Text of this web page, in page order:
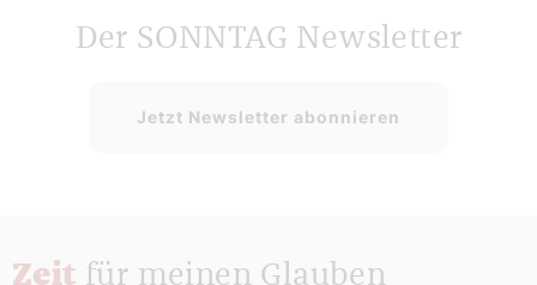
Der SONNTAG Newsletter
Jetzt Newsletter abonnieren
Zeit für meinen Glauben